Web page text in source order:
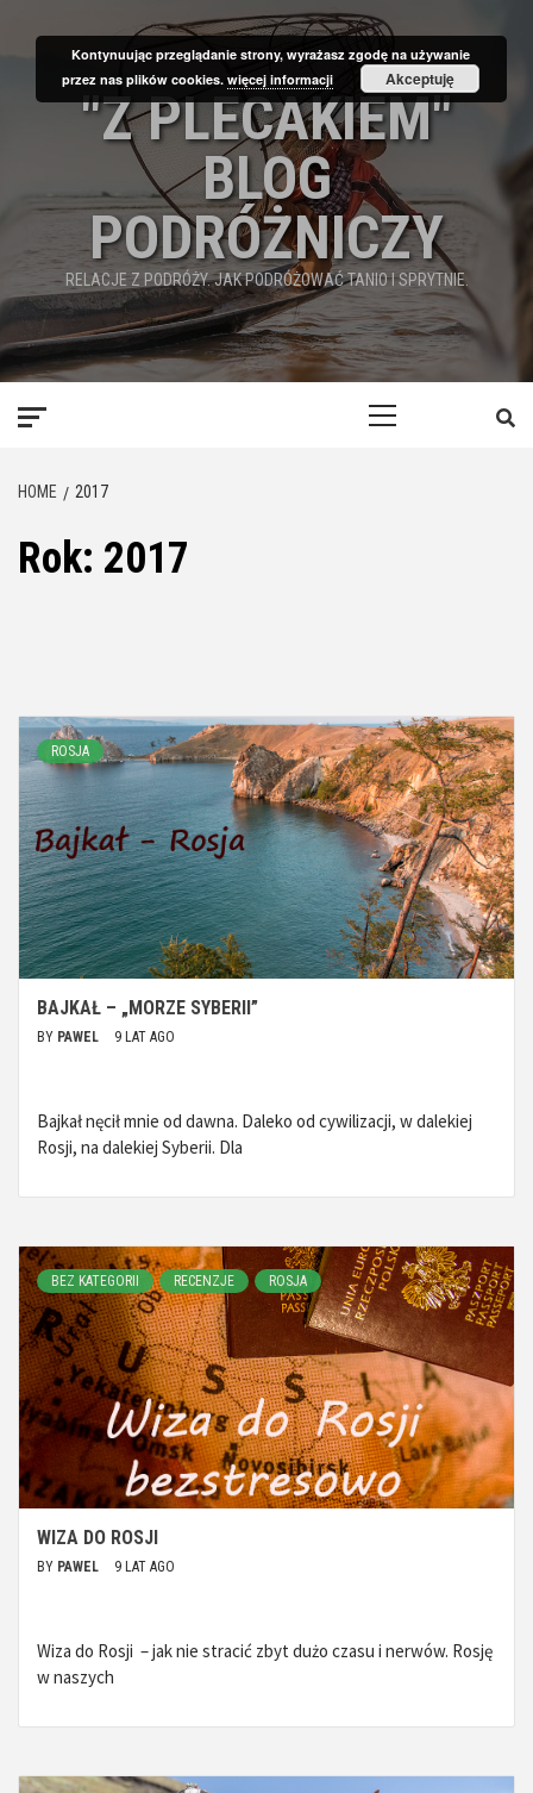
"Z PLECAKIEM"
BLOG
PODRÓŻNICZY
RELACJE Z PODRÓŻY. JAK PODRÓŻOWAĆ TANIO I SPRYTNIE.
HOME 2017
Rok: 2017
ROSJA
BAJKAŁ – „MORZE SYBERII”
BY PAWEL 9 LAT AGO
Bajkał nęcił mnie od dawna. Daleko od cywilizacji, w dalekiej
Rosji, na dalekiej Syberii. Dla
BEZ KATEGORII RECENZJE ROSJA
WIZA DO ROSJI
BY PAWEL 9 LAT AGO
Wiza do Rosji – jak nie stracić zbyt dużo czasu i nerwów. Rosję
w naszych
Kontynuując przeglądanie strony, wyrażasz zgodę na używanie
przez nas plików cookies.więcej informacji Akceptuję